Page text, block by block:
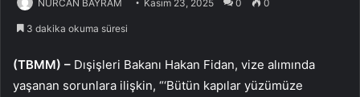
NURCAN BAYRAM Kasım 23, 2025 0 0
3 dakika okuma süresi
(TBMM) – Dışişleri Bakanı Hakan Fidan, vize alımında
yaşanan sorunlara ilişkin, “‘Bütün kapılar yüzümüze